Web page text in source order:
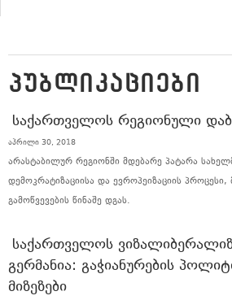
ᲞᲣᲑᲚᲘᲙᲐᲪᲘᲔᲑᲘ
ᲡᲐᲥᲐᲠᲗᲕᲔᲚᲝᲡ ᲠᲔᲒᲘᲝᲜᲣᲚᲘ
აპრილი 30, 2018
არასტაბილურ რეგიონში მდებარე პატარა
დემოკრატიზაციისა და ევროპეიზაციის
გამოწვევების წინაშე დგას.
ᲡᲐᲥᲐᲠᲗᲕᲔᲚᲝᲡ
ᲒᲔᲠᲛᲐᲜᲘᲐ: ᲒᲐᲭᲘᲐᲜᲣᲠᲔᲑᲘᲡ
ᲛᲘᲖᲔᲖᲔᲑᲘ